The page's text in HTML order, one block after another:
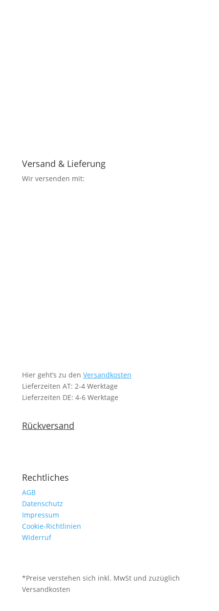
Versand & Lieferung
Wir versenden mit:
Hier geht’s zu den Versandkosten
Lieferzeiten AT: 2-4 Werktage
Lieferzeiten DE: 4-6 Werktage
Rückversand
Rechtliches
AGB
Datenschutz
Impressum
Cookie-Richtlinien
Widerruf
*Preise verstehen sich inkl. MwSt und zuzüglich
Versandkosten